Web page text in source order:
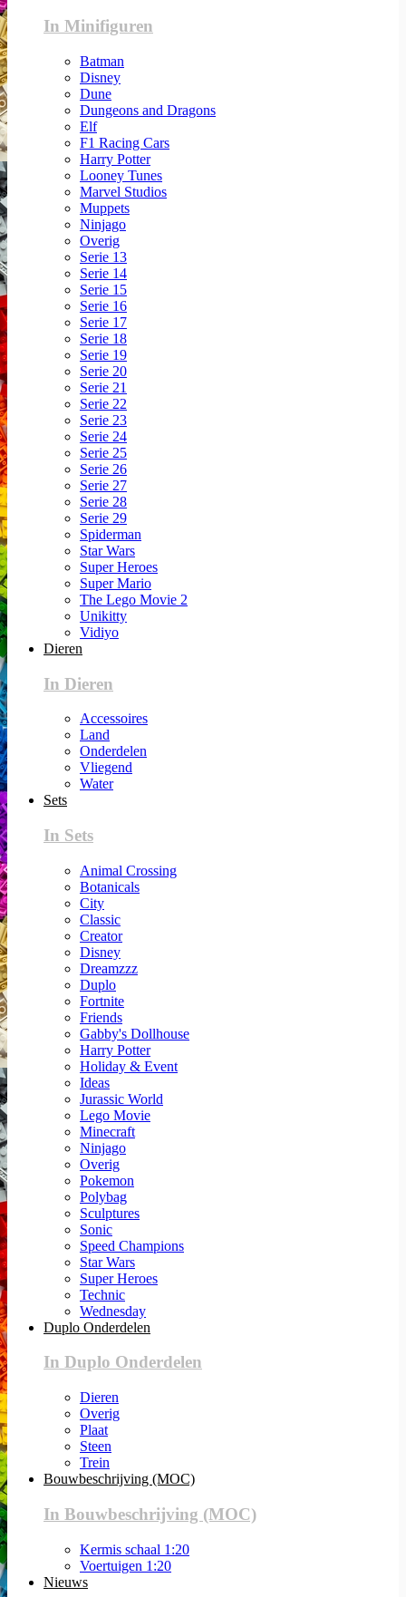
In Minifiguren
Batman
Disney
Dune
Dungeons and Dragons
Elf
F1 Racing Cars
Harry Potter
Looney Tunes
Marvel Studios
Muppets
Ninjago
Overig
Serie 13
Serie 14
Serie 15
Serie 16
Serie 17
Serie 18
Serie 19
Serie 20
Serie 21
Serie 22
Serie 23
Serie 24
Serie 25
Serie 26
Serie 27
Serie 28
Serie 29
Spiderman
Star Wars
Super Heroes
Super Mario
The Lego Movie 2
Unikitty
Vidiyo
Dieren
In Dieren
Accessoires
Land
Onderdelen
Vliegend
Water
Sets
In Sets
Animal Crossing
Botanicals
City
Classic
Creator
Disney
Dreamzzz
Duplo
Fortnite
Friends
Gabby's Dollhouse
Harry Potter
Holiday & Event
Ideas
Jurassic World
Lego Movie
Minecraft
Ninjago
Overig
Pokemon
Polybag
Sculptures
Sonic
Speed Champions
Star Wars
Super Heroes
Technic
Wednesday
Duplo Onderdelen
In Duplo Onderdelen
Dieren
Overig
Plaat
Steen
Trein
Bouwbeschrijving (MOC)
In Bouwbeschrijving (MOC)
Kermis schaal 1:20
Voertuigen 1:20
Nieuws